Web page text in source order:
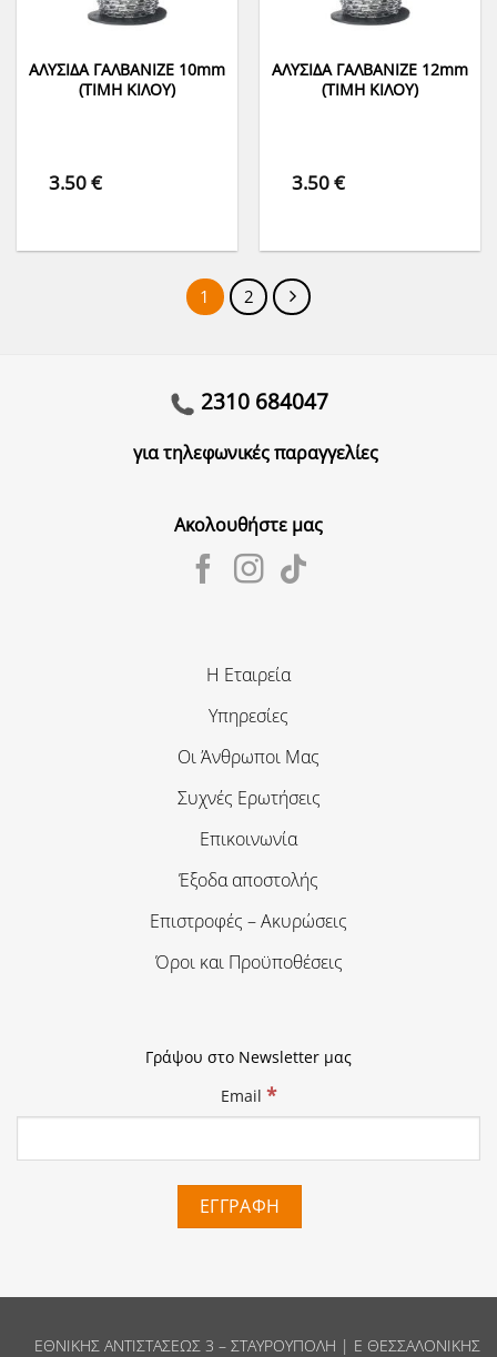
ΑΛΥΣΙΔΑ ΓΑΛΒΑΝΙΖΕ 10mm
(ΤΙΜΗ ΚΙΛΟΥ)
3.50€
ΑΛΥΣΙΔΑ ΓΑΛΒΑΝΙΖΕ 12mm
(ΤΙΜΗ ΚΙΛΟΥ)
3.50€
1 2
2310 684047
για τηλεφωνικές παραγγελίες
Ακολουθήστε μας
Η Εταιρεία
Υπηρεσίες
Οι Άνθρωποι Μας
Συχνές Ερωτήσεις
Επικοινωνία
Έξοδα αποστολής
Επιστροφές – Ακυρώσεις
Όροι και Προϋποθέσεις
Γράψου στο Newsletter μας
Email *
ΕΘΝΙΚΗΣ ΑΝΤΙΣΤΑΣΕΩΣ 3 – ΣΤΑΥΡΟΥΠΟΛΗ | Ε ΘΕΣΣΑΛΟΝΙΚΗΣ